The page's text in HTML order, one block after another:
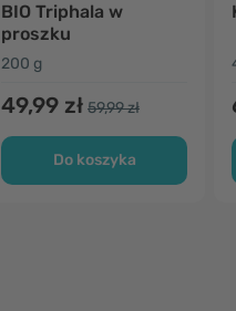
BIO Triphala w
proszku
200 g
49,99 zł 59,99 zł
Do koszyka